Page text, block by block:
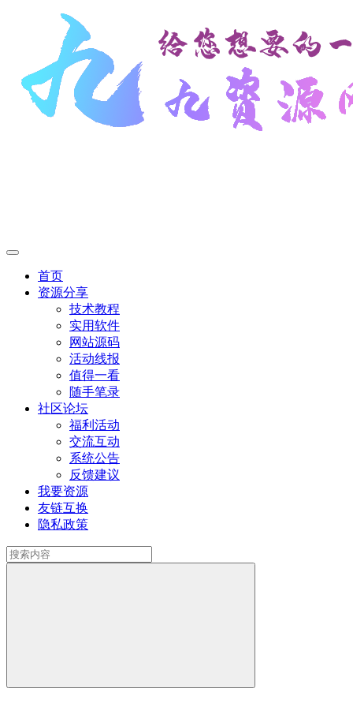
首页
资源分享
技术教程
实用软件
网站源码
活动线报
值得一看
随手笔录
社区论坛
福利活动
交流互动
系统公告
反馈建议
我要资源
友链互换
隐私政策